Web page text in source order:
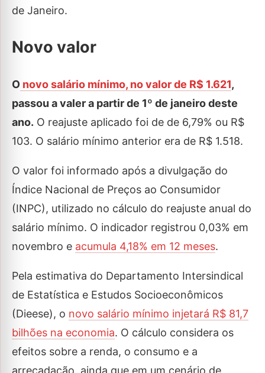
de Janeiro.
Novo valor
O novo salário mínimo, no valor de R$ 1.621,
passou a valer a partir de 1º de janeiro deste
ano. O reajuste aplicado foi de de 6,79% ou R$
103. O salário mínimo anterior era de R$ 1.518.
O valor foi informado após a divulgação do
Índice Nacional de Preços ao Consumidor
(INPC), utilizado no cálculo do reajuste anual do
salário mínimo. O indicador registrou 0,03% em
novembro e acumula 4,18% em 12 meses.
Pela estimativa do Departamento Intersindical
de Estatística e Estudos Socioeconômicos
(Dieese), o novo salário mínimo injetará R$ 81,7
bilhões na economia. O cálculo considera os
efeitos sobre a renda, o consumo e a
arrecadação, ainda que em um cenário de